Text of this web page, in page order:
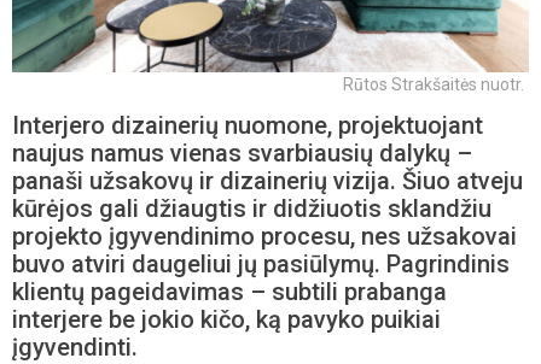
Rūtos Strakšaitės nuotr.
Interjero dizainerių nuomone, projektuojant
naujus namus vienas svarbiausių dalykų –
panaši užsakovų ir dizainerių vizija. Šiuo atveju
kūrėjos gali džiaugtis ir didžiuotis sklandžiu
projekto įgyvendinimo procesu, nes užsakovai
buvo atviri daugeliui jų pasiūlymų. Pagrindinis
klientų pageidavimas – subtili prabanga
interjere be jokio kičo, ką pavyko puikiai
įgyvendinti.